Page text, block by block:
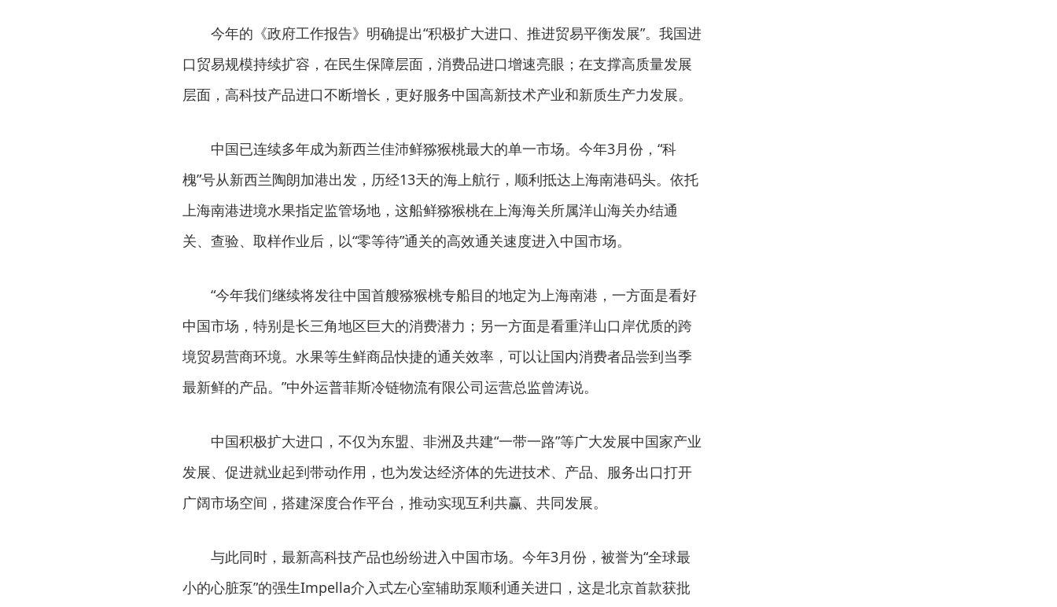
今年的《政府工作报告》明确提出“积极扩大进口、推进贸易平衡发展”。我国进
口贸易规模持续扩容，在民生保障层面，消费品进口增速亮眼；在支撑高质量发展
层面，高科技产品进口不断增长，更好服务中国高新技术产业和新质生产力发展。
中国已连续多年成为新西兰佳沛鲜猕猴桃最大的单一市场。今年3月份，“科
槐”号从新西兰陶朗加港出发，历经13天的海上航行，顺利抵达上海南港码头。依托
上海南港进境水果指定监管场地，这船鲜猕猴桃在上海海关所属洋山海关办结通
关、查验、取样作业后，以“零等待”通关的高效通关速度进入中国市场。
“今年我们继续将发往中国首艘猕猴桃专船目的地定为上海南港，一方面是看好
中国市场，特别是长三角地区巨大的消费潜力；另一方面是看重洋山口岸优质的跨
境贸易营商环境。水果等生鲜商品快捷的通关效率，可以让国内消费者品尝到当季
最新鲜的产品。”中外运普菲斯冷链物流有限公司运营总监曾涛说。
中国积极扩大进口，不仅为东盟、非洲及共建“一带一路”等广大发展中国家产业
发展、促进就业起到带动作用，也为发达经济体的先进技术、产品、服务出口打开
广阔市场空间，搭建深度合作平台，推动实现互利共赢、共同发展。
与此同时，最新高科技产品也纷纷进入中国市场。今年3月份，被誉为“全球最
小的心脏泵”的强生Impella介入式左心室辅助泵顺利通关进口，这是北京首款获批